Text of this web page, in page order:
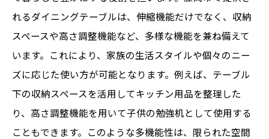
れるダイニングテーブルは、伸縮機能だけでなく、収納
スペースや高さ調整機能など、多様な機能を兼ね備えて
います。これにより、家族の生活スタイルや個々のニー
ズに応じた使い方が可能となります。例えば、テーブル
下の収納スペースを活用してキッチン用品を整理した
り、高さ調整機能を用いて子供の勉強机として使用する
こともできます。このような多機能性は、限られた空間